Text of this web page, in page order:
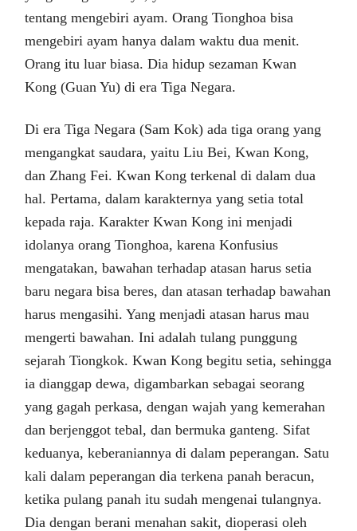
tentang mengebiri ayam. Orang Tionghoa bisa
mengebiri ayam hanya dalam waktu dua menit.
Orang itu luar biasa. Dia hidup sezaman Kwan
Kong (Guan Yu) di era Tiga Negara.
Di era Tiga Negara (Sam Kok) ada tiga orang yang
mengangkat saudara, yaitu Liu Bei, Kwan Kong,
dan Zhang Fei. Kwan Kong terkenal di dalam dua
hal. Pertama, dalam karakternya yang setia total
kepada raja. Karakter Kwan Kong ini menjadi
idolanya orang Tionghoa, karena Konfusius
mengatakan, bawahan terhadap atasan harus setia
baru negara bisa beres, dan atasan terhadap bawahan
harus mengasihi. Yang menjadi atasan harus mau
mengerti bawahan. Ini adalah tulang punggung
sejarah Tiongkok. Kwan Kong begitu setia, sehingga
ia dianggap dewa, digambarkan sebagai seorang
yang gagah perkasa, dengan wajah yang kemerahan
dan berjenggot tebal, dan bermuka ganteng. Sifat
keduanya, keberaniannya di dalam peperangan. Satu
kali dalam peperangan dia terkena panah beracun,
ketika pulang panah itu sudah mengenai tulangnya.
Dia dengan berani menahan sakit, dioperasi oleh